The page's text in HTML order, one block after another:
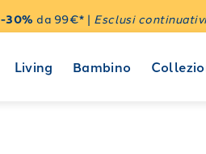
-30% da 99€* | Esclusi
Living Bambino